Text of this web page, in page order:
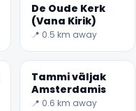
De Oude Kerk
(Vana Kirik)
📍 0.5 km away
Tammi väljak
Amsterdamis
📍 0.6 km away